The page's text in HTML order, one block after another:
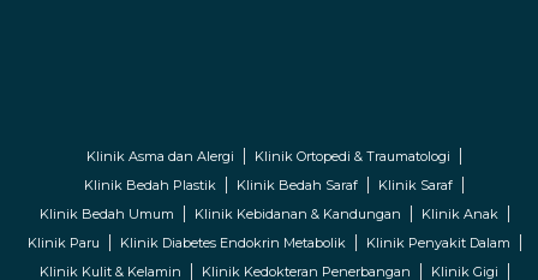
Klinik Asma dan Alergi
Klinik Ortopedi & Traumatologi
Klinik Bedah Plastik
Klinik Bedah Saraf
Klinik Saraf
Klinik Bedah Umum
Klinik Kebidanan & Kandungan
Klinik Anak
Klinik Paru
Klinik Diabetes Endokrin Metabolik
Klinik Penyakit Dalam
Klinik Kulit & Kelamin
Klinik Kedokteran Penerbangan Klinik Gigi